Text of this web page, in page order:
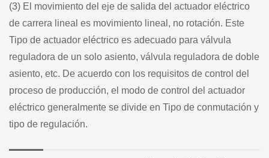
(3) El movimiento del eje de salida del actuador eléctrico
de carrera lineal es movimiento lineal, no rotación. Este
Tipo de actuador eléctrico es adecuado para válvula
reguladora de un solo asiento, válvula reguladora de doble
asiento, etc. De acuerdo con los requisitos de control del
proceso de producción, el modo de control del actuador
eléctrico generalmente se divide en Tipo de conmutación y
tipo de regulación.